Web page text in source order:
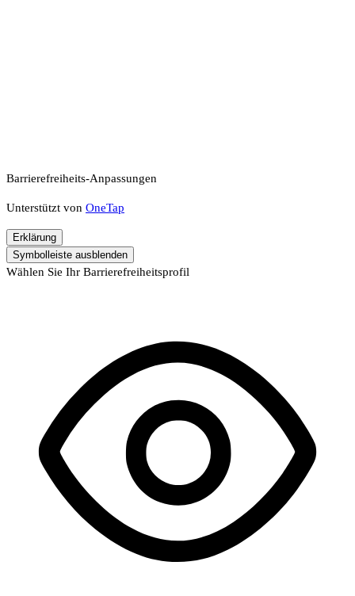
Barrierefreiheits-Anpassungen
Unterstützt von OneTap
Erklärung
Symbolleiste ausblenden
Wählen Sie Ihr Barrierefreiheitsprofil